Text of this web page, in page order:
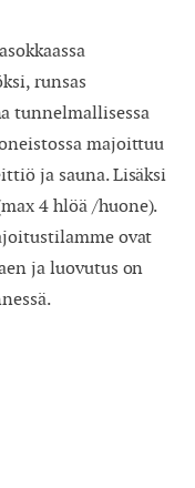
runsas
tunnelmallisessa
majoittuu
ja sauna. Lisäksi
4 hlöä /huone).
ovat
ja luovutus on